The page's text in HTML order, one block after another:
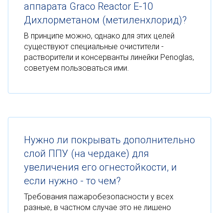
аппарата Graco Reactor E-10
Дихлорметаном (метиленхлорид)?
В принципе можно, однако для этих целей
существуют специальные очистители -
растворители и консерванты линейки Penoglas,
советуем пользоваться ими.
Нужно ли покрывать дополнительно
слой ППУ (на чердаке) для
увеличения его огнестойкости, и
если нужно - то чем?
Требования пажаробезопасности у всех
разные, в частном случае это не лишено